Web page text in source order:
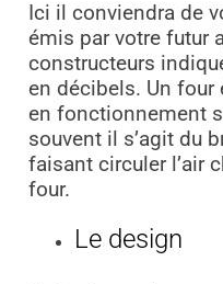
Ici il conviendra de
émis par votre futur
constructeurs
en décibels. Un four
en fonctionnement
souvent il s’agit du
faisant circuler l’air
four.
Le design